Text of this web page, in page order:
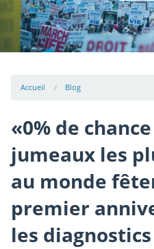
Accueil Blog
«0% de
jumeaux les
au monde
premier
les diagnostics